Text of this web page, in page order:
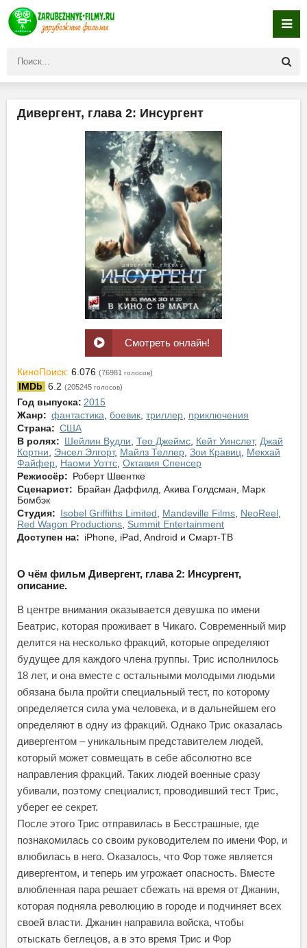
Дивергент, глава 2: Инсургент
Смотреть онлайн!
КиноПоиск: 6.076 (76981 голосов)
IMDb 6.2 (205245 голосов)
Год выпуска: 2015
Жанр: фантастика боевик триллер приключения
Страна: США
В ролях: Шейлин Вудли Тео Джеймс Кейт Уинслет, Джай
Кортни
Энсел Элгорт, Майлз Теллер Зои Кравиц
Мекхай
Файфер Наоми Уоттс Октавия Спенсер
Режиссёр: Роберт Швентке
Сценарист: Брайан Даффилд, Акива Голдсман, Марк
Бомбэк
Студия: Isobel Griffiths Limited Mandeville Films NeoReel
Red Wagon Productions Summit Entertainment
Доступен на: iPhone, iPad, Android и Смарт-ТВ
О чём фильм Дивергент, глава 2: Инсургент,
описание.
В центре внимания оказывается девушка по имени
Беатрис, которая проживает в Чикаго. Современный мир
делится на несколько фракций, которые определяют
будущее для каждого члена группы. Трис исполнилось
18 лет, и она вместе с остальными молодыми людьми
обязана была пройти специальный тест, по которому
определяется сила ума человека, и в дальнейшем его
определяют в одну из фракций. Однако Трис оказалась
дивергентом – уникальным представителем людей,
который может совмещать в себе абсолютно все
направления фракций. Таких людей военные сразу
убивали, поэтому специалист, проводивший тест Трис,
уберег ее секрет.
После этого Трис отправилась в Бесстрашные, где
познакомилась со своим руководителем по имени Фор, и
влюбилась в него. Оказалось, что Фор тоже является
дивергентом, и теперь им угрожает опасность. Вместе
влюбленная пара решает сбежать на время от Джанин,
которая подняла революцию в городе и подчиняет всех
своей власти. Джанин направила войска, чтобы
отыскать беглецов, а в это время Трис и Фор